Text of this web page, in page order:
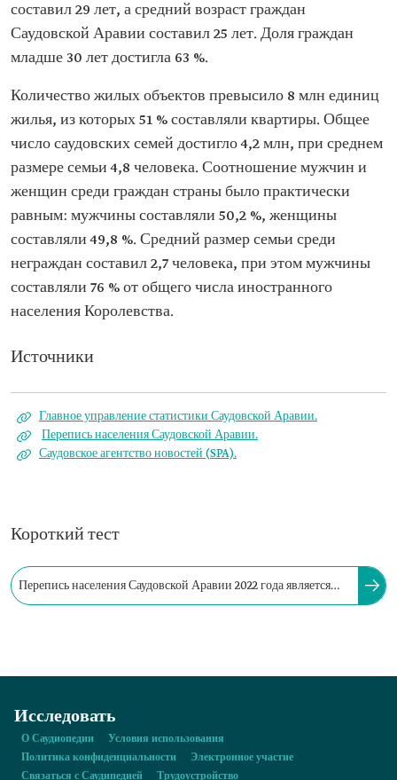
составил 29 лет, а средний возраст граждан
Саудовской Аравии составил 25 лет. Доля граждан
младше 30 лет достигла 63 %.
Количество жилых объектов превысило 8 млн единиц
жилья, из которых 51 % составляли квартиры. Общее
число саудовских семей достигло 4,2 млн, при среднем
размере семьи 4,8 человека. Соотношение мужчин и
женщин среди граждан страны было практически
равным: мужчины составляли 50,2 %, женщины
составляли 49,8 %. Средний размер семьи среди
неграждан составил 2,7 человека, при этом мужчины
составляли 76 % от общего числа иностранного
населения Королевства.
Источники
Главное управление статистики Саудовской Аравии.
Перепись населения Саудовской Аравии.
Саудовское агентство новостей (SPA).
Короткий тест
Перепись населения Саудовской Аравии 2022 года является
Исследовать
О Саудиопедии
Условия использования
Политика конфиденциальности
Электронное участие
Связаться с Саудипедией
Трудоустройство